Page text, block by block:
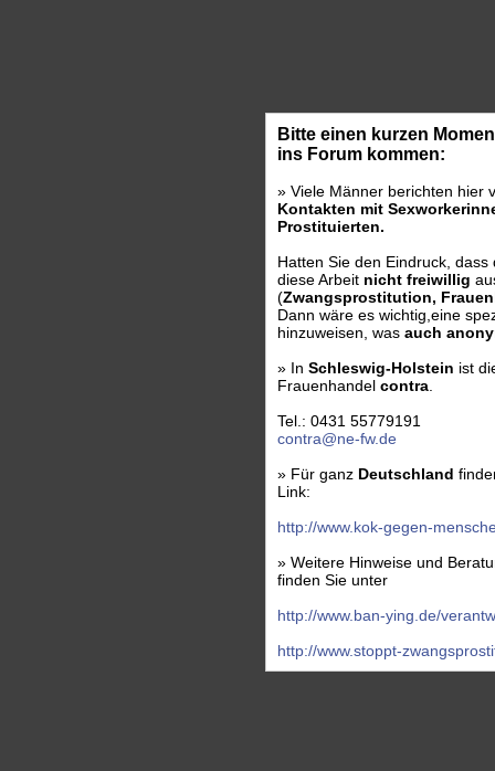
Bitte einen kurzen
ins Forum kommen:
» Viele Männer berichten hier
Kontakten mit
Prostituierten.
Hatten Sie den Eindruck, dass
diese Arbeit nicht freiwillig
(Zwangsprostitution,
Dann wäre es wichtig,eine
hinzuweisen, was auch
» In Schleswig-Holstein ist
Frauenhandel contra
Tel.: 0431 55779191
contra@ne-fw.de
» Für ganz Deutschland
Link:
http://www.kok-gegen-
» Weitere Hinweise und
finden Sie unter
http://www.ban-ying.de/
http://www.stoppt-